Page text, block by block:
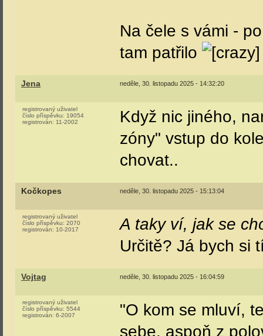
Na čele s vámi -
tam patřilo
Jena neděle, 30. listopadu 2025 - 14:32:20
registrovaný uživatel
číslo příspěvku: 19054
registrován: 11-2002
Když nic jiného,
zóny" vstup do
chovat..
Kočkopes neděle, 30. listopadu 2025 - 15:13:04
registrovaný uživatel
číslo příspěvku: 2070
registrován: 10-2017
A taky ví, jak se
Určitě? Já bych si
Vojtag neděle, 30. listopadu 2025 - 16:04:59
registrovaný uživatel
číslo příspěvku: 5544
registrován: 6-2007
"O kom se mluví,
sebe, aspoň z